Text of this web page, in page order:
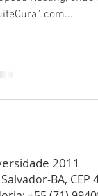
com...
2011
BA, CEP